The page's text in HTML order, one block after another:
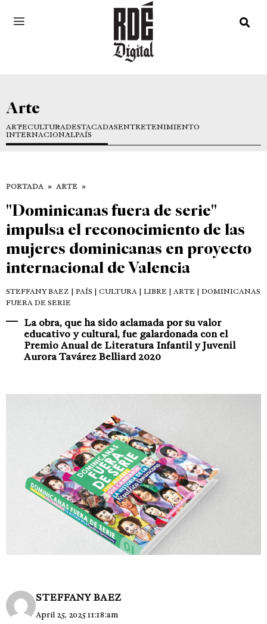
Arte
ARTECULTURADESTACADASENTRETENIMIENTO
INTERNACIONALPAÍS
PORTADA » ARTE »
"Dominicanas fuera de serie"
impulsa el reconocimiento de las
mujeres dominicanas en proyecto
internacional de Valencia
STEFFANY BAEZ | PAÍS | CULTURA | LIBRE | ARTE | DOMINICANAS
FUERA DE SERIE
La obra, que ha sido aclamada por su valor
educativo y cultural, fue galardonada con el
Premio Anual de Literatura Infantil y Juvenil
Aurora Tavárez Belliard 2020
STEFFANY BAEZ
April 25, 2025 11:18:am